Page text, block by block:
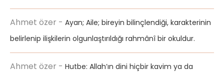
Ahmet özer - Ayan; Aile; bireyin bilinçlendiği, karakterinin
belirlenip ilişkilerin olgunlaştırıldığı rahmânî bir okuldur.
Ahmet özer - Hutbe: Allah’ın dini hiçbir kavim ya da